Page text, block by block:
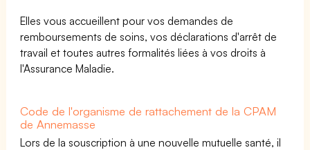
Elles vous accueillent pour vos demandes de
remboursements de soins, vos déclarations d'arrêt de
travail et toutes autres formalités liées à vos droits à
l'Assurance Maladie.
Code de l'organisme de rattachement de la CPAM
de Annemasse
Lors de la souscription à une nouvelle mutuelle santé, il